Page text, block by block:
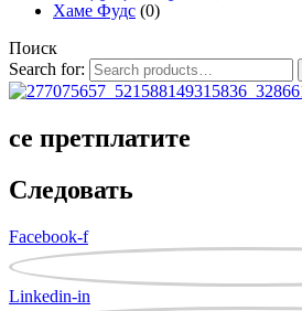
Хаме Фудс (0)
Поиск
Search for:
се претплатите
Следовать
Facebook-f
Linkedin-in